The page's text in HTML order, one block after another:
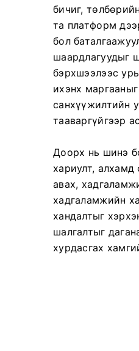
бичиг,
та платформ
бол
шаардлагуудыг
бэрхшээлээс
ихэнх
санхүүжилтийн
тааваргүйгээр
Доорх нь шинэ
хариулт,
авах,
хадгаламжийн
хандалтыг
шалгалтыг
хурдасгах